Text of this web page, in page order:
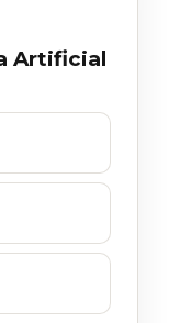
Artificial